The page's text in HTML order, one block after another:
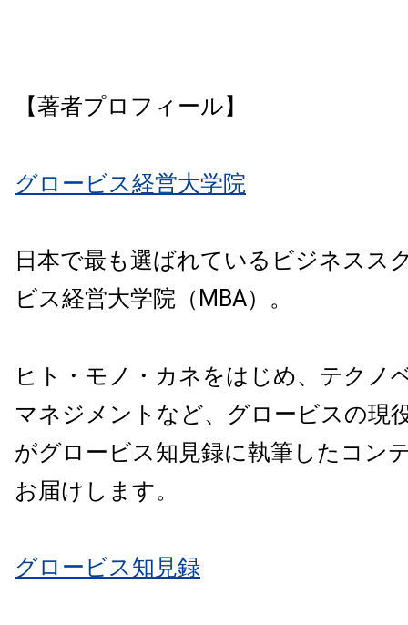
【著者プロフィール】
グロービス経営大学院
日本で最も選ばれているビジネスス
ビス経営大学院（MBA）。
ヒト・モノ・カネをはじめ、テクノ
マネジメントなど、グロービスの現
がグロービス知見録に執筆したコン
お届けします。
グロービス知見録